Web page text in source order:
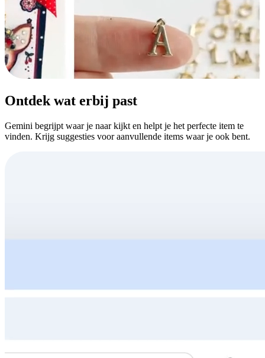
Ontdek wat erbij past
Gemini begrijpt waar je naar kijkt en helpt je het perfecte item te
vinden. Krijg suggesties voor aanvullende items waar je ook bent.